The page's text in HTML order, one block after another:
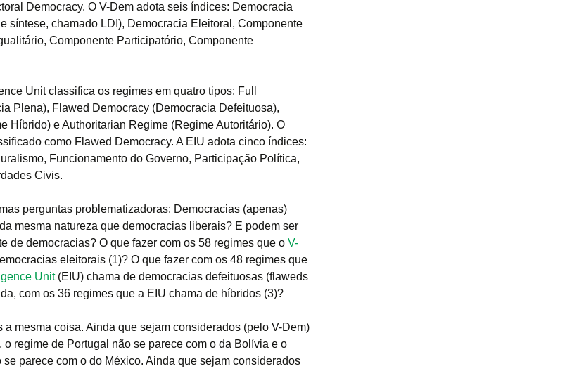
Democracy. O V-Dem adota seis índices: Democracia
síntese, chamado LDI), Democracia Eleitoral, Componente
Componente Participatório, Componente
Unit classifica os regimes em quatro tipos: Full
Plena), Flawed Democracy (Democracia Defeituosa),
Híbrido) e Authoritarian Regime (Regime Autoritário). O
como Flawed Democracy. A EIU adota cinco índices:
Funcionamento do Governo, Participação Política,
Civis.
perguntas problematizadoras: Democracias (apenas)
mesma natureza que democracias liberais? E podem ser
de democracias? O que fazer com os 58 regimes que o V-
eleitorais (1)? O que fazer com os 48 regimes que
Unit(EIU) chama de democracias defeituosas (flaweds
com os 36 regimes que a EIU chama de híbridos (3)?
a mesma coisa. Ainda que sejam considerados (pelo V-Dem)
regime de Portugal não se parece com o da Bolívia e o
parece com o do México. Ainda que sejam considerados